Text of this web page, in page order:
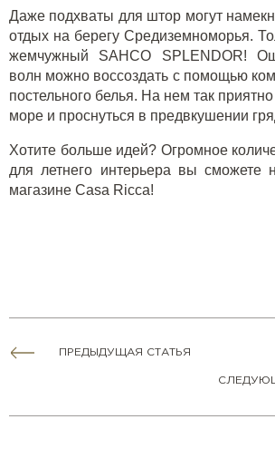
Даже подхваты для штор могут
отдых на берегу Средиземноморья.
жемчужный SAHCO SPLENDOR!
волн можно воссоздать с помощью
постельного белья. На нем так
море и проснуться в предвкушении
Хотите больше идей? Огромное
для летнего интерьера вы сможете
магазине Casa Ricca!
ПРЕДЫДУЩАЯ СТАТЬЯ